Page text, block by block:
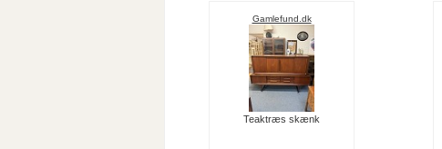
Gamlefund.dk
Teaktræs skænk